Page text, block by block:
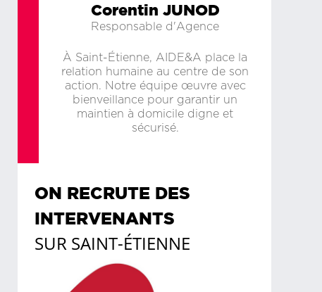
Corentin JUNOD
Responsable d'Agence
À Saint-Étienne, AIDE&A place la
relation humaine au centre de son
action. Notre équipe œuvre avec
bienveillance pour garantir un
maintien à domicile digne et
sécurisé.
ON RECRUTE DES
INTERVENANTS
SUR SAINT-ÉTIENNE